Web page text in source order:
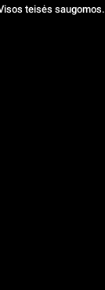
teisės saugomos.